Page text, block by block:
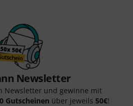
Newsletter
Newsletter und gewinne mit
Gutscheinen über jeweils 50€!